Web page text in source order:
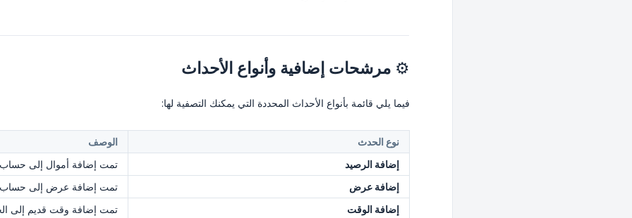
⚙️ مرشحات إضافية وأنواع الأحداث
فيما يلي قائمة بأنواع الأحداث المحددة التي يمكنك التصفية لها:
نوع الحدث
الوصف
إضافة الرصيد
تمت إضافة أموال إلى
إضافة عرض
تمت إضافة عرض إلى حساب
إضافة الوقت
تمت إضافة وقت قديم إلى